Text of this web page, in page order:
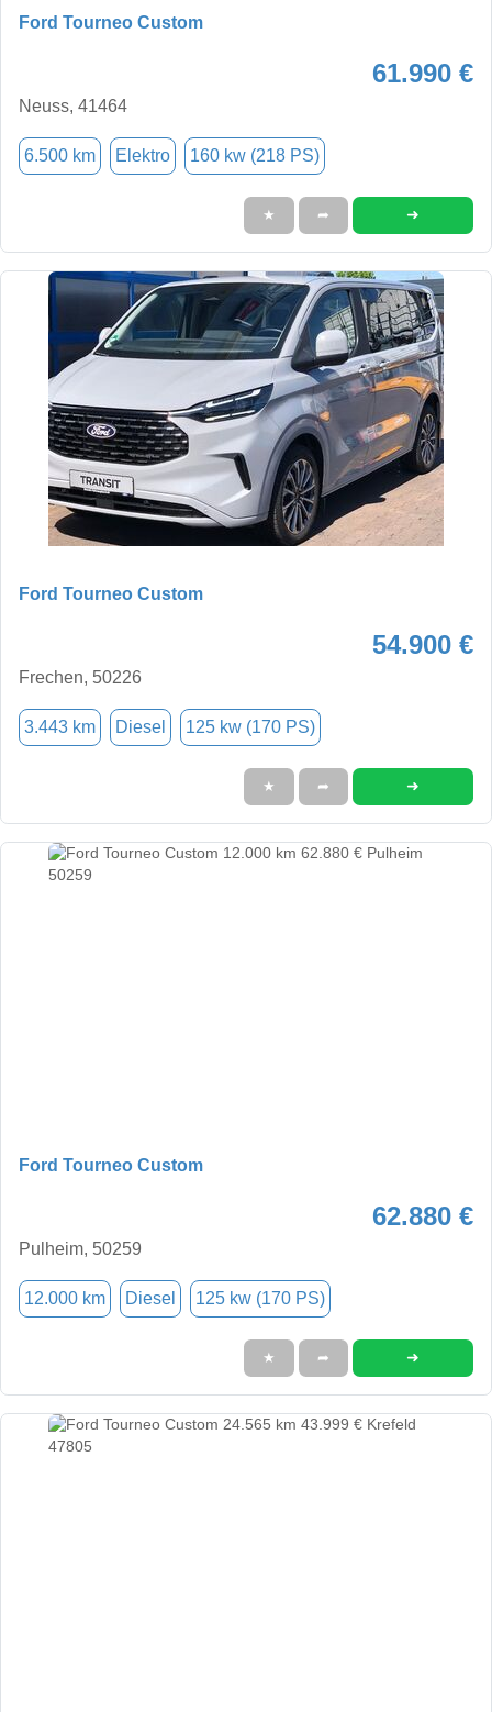
Ford Tourneo Custom
61.990 €
Neuss, 41464
6.500 km Elektro 160 kw (218 PS)
★ ➦ ➜
Ford Tourneo Custom
54.900 €
Frechen, 50226
3.443 km Diesel 125 kw (170 PS)
★ ➦ ➜
Ford Tourneo Custom
62.880 €
Pulheim, 50259
12.000 km Diesel 125 kw (170 PS)
★ ➦ ➜